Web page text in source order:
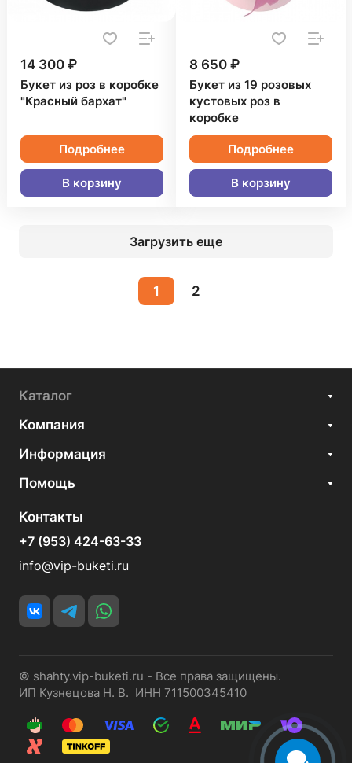
14 300 ₽
Букет из роз в коробке
"Красный бархат"
Подробнее
В корзину
8 650 ₽
Букет из 19 розовых
кустовых роз в
коробке
Подробнее
В корзину
Загрузить еще
1 2
Каталог
Компания
Информация
Помощь
Контакты
+7 (953) 424-63-33
info@vip-buketi.ru
© shahty.vip-buketi.ru - Все права защищены.
ИП Кузнецова Н. В. ИНН 711500345410